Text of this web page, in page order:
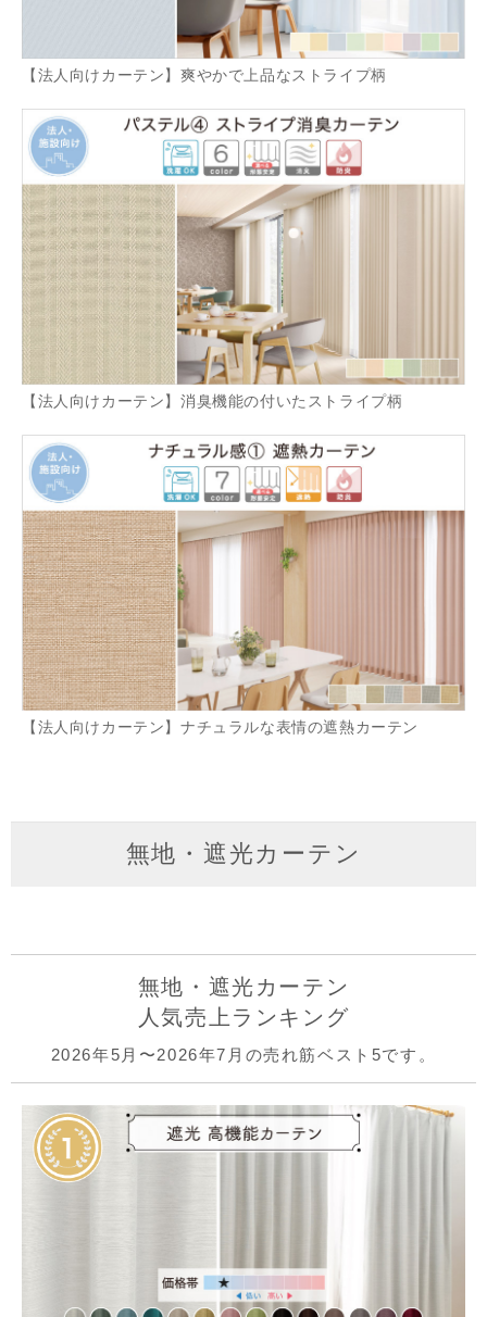
【法人向けカーテン】爽やかで上品なストライプ柄
【法人向けカーテン】消臭機能の付いたストライプ柄
【法人向けカーテン】ナチュラルな表情の遮熱カーテン
無地・遮光カーテン
無地・遮光カーテン
人気売上ランキング
2026年5月〜2026年7月の売れ筋ベスト5です。